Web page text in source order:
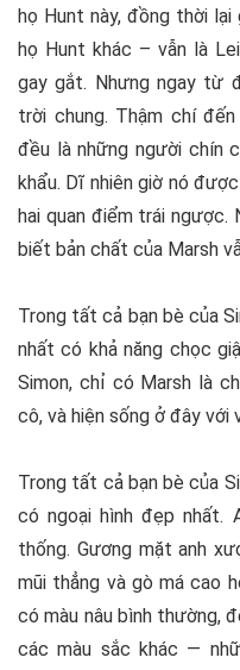
họ Hunt này, đồng thời
họ Hunt khác – vẫn là
gay gắt. Nhưng ngay từ
trời chung. Thậm chí
đều là những người chín
khẩu. Dĩ nhiên giờ nó
hai quan điểm trái ngược.
biết bản chất của Marsh
Trong tất cả bạn bè của
nhất có khả năng chọc
Simon, chỉ có Marsh là
cô, và hiện sống ở đây
Trong tất cả bạn bè của
có ngoại hình đẹp nhất.
thống. Gương mặt anh
mũi thẳng và gò má cao
có màu nâu bình thường,
các màu sắc khác —